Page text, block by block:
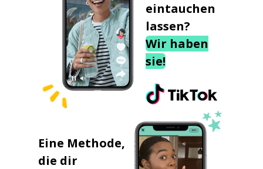
eintauchen
lassen?
Wir haben
sie!
Eine Methode,
die dir